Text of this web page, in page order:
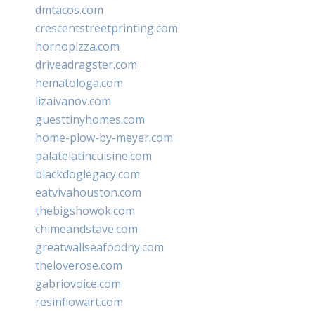
dmtacos.com
crescentstreetprinting.com
hornopizza.com
driveadragster.com
hematologa.com
lizaivanov.com
guesttinyhomes.com
home-plow-by-meyer.com
palatelatincuisine.com
blackdoglegacy.com
eatvivahouston.com
thebigshowok.com
chimeandstave.com
greatwallseafoodny.com
theloverose.com
gabriovoice.com
resinflowart.com